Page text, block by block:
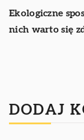
Ekologiczne
nich warto się
DODAJ